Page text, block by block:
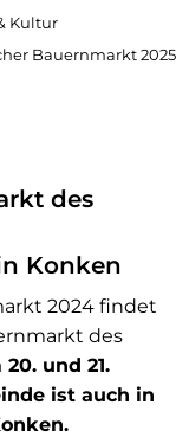
Kultur
Bauernmarkt 2025
des
Konken
2024 findet
des
20. und 21.
ist auch in